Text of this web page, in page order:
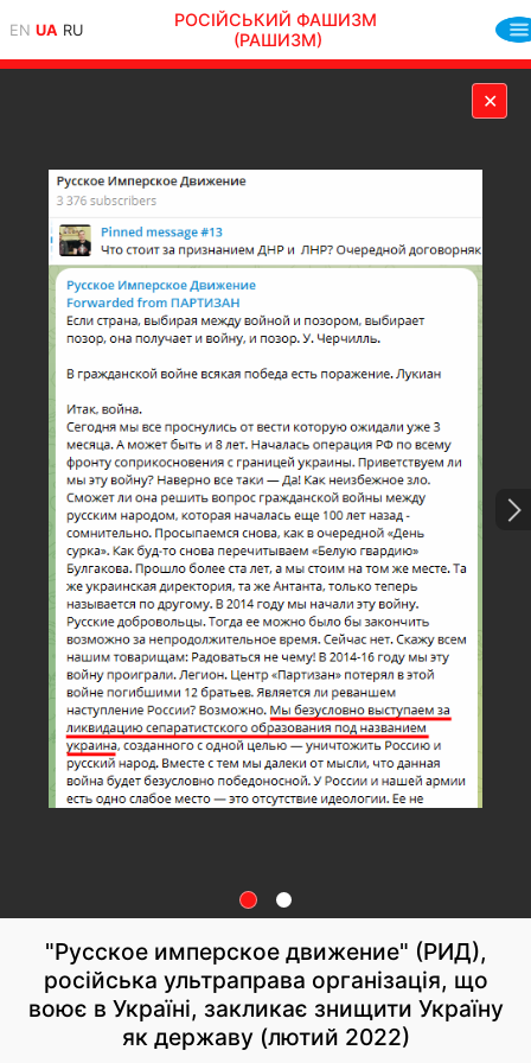
EN UA RU
РОСІЙСЬКИЙ ФАШИЗМ
(РАШИЗМ)
✕
"Русское имперское движение" (РИД),
російська ультраправа організація, що
воює в Україні, закликає знищити Україну
як державу (лютий 2022)